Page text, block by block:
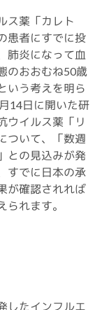
ス薬「カレト
患者にすでに投
肺炎になって血
のおおむね50歳
いう考えを明ら
14日に開いた研
ウイルス薬「リ
ついて、「数週
との見込みが発
すでに日本の承
が確認されれば
れます。
したインフルエ